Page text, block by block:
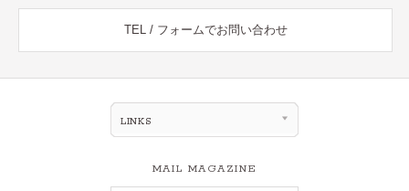
TEL / フォームでお問い合わせ
LINKS
MAIL MAGAZINE